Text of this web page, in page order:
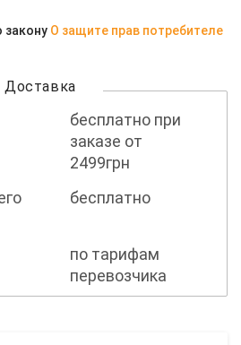
закону О защите прав потребителе
Доставка
бесплатно при
заказе от
2499грн
бесплатно
по тарифам
перевозчика